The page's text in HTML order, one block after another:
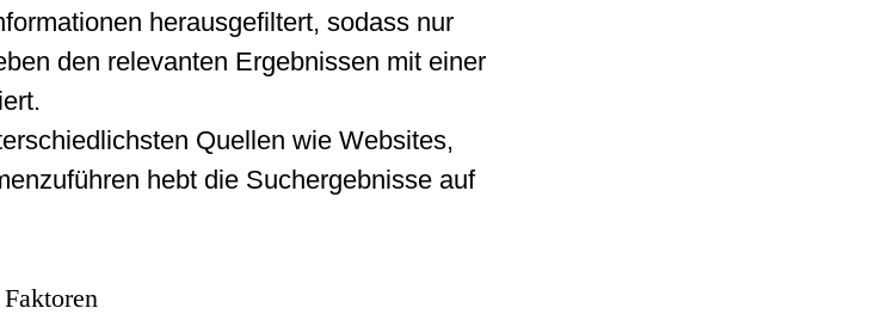
herausgefiltert, sodass nur
den relevanten Ergebnissen mit einer
Quellen wie Websites,
hebt die Suchergebnisse auf